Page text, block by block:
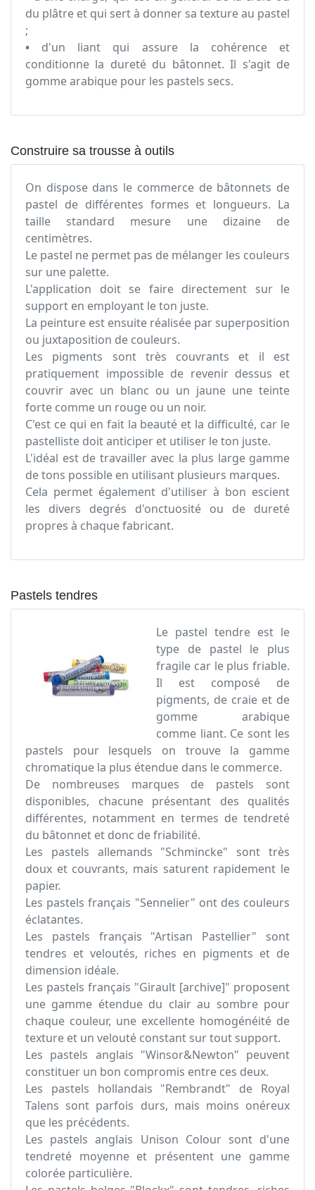
du plâtre et qui sert à donner sa texture au pastel
;
• d'un liant qui assure la cohérence et
conditionne la dureté du bâtonnet. Il s'agit de
gomme arabique pour les pastels secs.
Construire sa trousse à outils
On dispose dans le commerce de bâtonnets de
pastel de différentes formes et longueurs. La
taille standard mesure une dizaine de
centimètres.
Le pastel ne permet pas de mélanger les couleurs
sur une palette.
L'application doit se faire directement sur le
support en employant le ton juste.
La peinture est ensuite réalisée par superposition
ou juxtaposition de couleurs.
Les pigments sont très couvrants et il est
pratiquement impossible de revenir dessus et
couvrir avec un blanc ou un jaune une teinte
forte comme un rouge ou un noir.
C'est ce qui en fait la beauté et la difficulté, car le
pastelliste doit anticiper et utiliser le ton juste.
L'idéal est de travailler avec la plus large gamme
de tons possible en utilisant plusieurs marques.
Cela permet également d'utiliser à bon escient
les divers degrés d'onctuosité ou de dureté
propres à chaque fabricant.
Pastels tendres
Le pastel tendre est le
type de pastel le plus
fragile car le plus friable.
Il est composé de
pigments, de craie et de
gomme arabique
comme liant. Ce sont les
pastels pour lesquels on trouve la gamme
chromatique la plus étendue dans le commerce.
De nombreuses marques de pastels sont
disponibles, chacune présentant des qualités
différentes, notamment en termes de tendreté
du bâtonnet et donc de friabilité.
Les pastels allemands "Schmincke" sont très
doux et couvrants, mais saturent rapidement le
papier.
Les pastels français "Sennelier" ont des couleurs
éclatantes.
Les pastels français "Artisan Pastellier" sont
tendres et veloutés, riches en pigments et de
dimension idéale.
Les pastels français "Girault [archive]" proposent
une gamme étendue du clair au sombre pour
chaque couleur, une excellente homogénéité de
texture et un velouté constant sur tout support.
Les pastels anglais "Winsor&Newton" peuvent
constituer un bon compromis entre ces deux.
Les pastels hollandais "Rembrandt" de Royal
Talens sont parfois durs, mais moins onéreux
que les précédents.
Les pastels anglais Unison Colour sont d'une
tendreté moyenne et présentent une gamme
colorée particulière.